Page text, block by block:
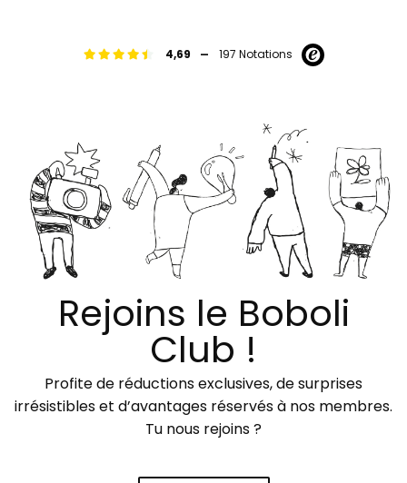
4,69 - 197 Notations
Rejoins le Boboli
Club !
Profite de réductions exclusives, de surprises
irrésistibles et d’avantages réservés à nos membres.
Tu nous rejoins ?